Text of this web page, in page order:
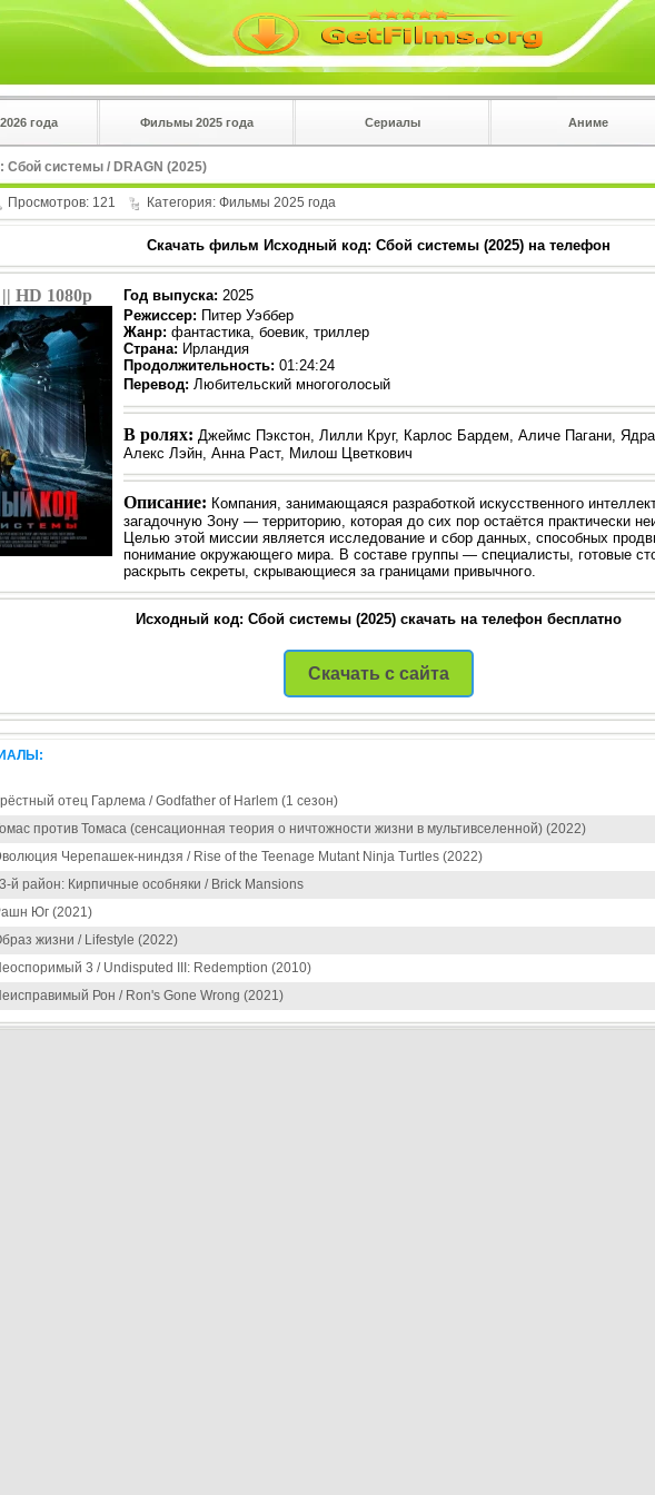
года Фильмы 2025 года Сериалы Аниме
Сбой системы / DRAGN (2025)
Просмотров: 121 Категория: Фильмы 2025 года
Скачать фильм Исходный код: Сбой системы (2025) на телефон
HD 1080p Год выпуска: 2025
Режиссер: Питер Уэббер
Жанр: фантастика, боевик, триллер
Страна: Ирландия
Продолжительность: 01:24:24
Перевод: Любительский многоголосый
В ролях: Джеймс Пэкстон, Лилли Круг, Карлос Бардем, Аличе Пагани,
Алекс Лэйн, Анна Раст, Милош Цветкович
Описание: Компания, занимающаяся разработкой искусственного
загадочную Зону — территорию, которая до сих пор остаётся практически
Целью этой миссии является исследование и сбор данных, способных
понимание окружающего мира. В составе группы — специалисты, готовые
раскрыть секреты, скрывающиеся за границами привычного.
Исходный код: Сбой системы (2025) скачать на телефон бесплатно
Нажмите на в плеере
!!!Если Вы с телефона сперва нажмите на троеточие в
верхнем углу!!!
Скачать с сайта
отец Гарлема / Godfather of Harlem (1 сезон)
против Томаса (сенсационная теория о ничтожности жизни в мультивселенной) (2022)
Черепашек-ниндзя / Rise of the Teenage Mutant Ninja Turtles (2022)
й район: Кирпичные особняки / Brick Mansions
Юг (2021)
жизни / Lifestyle (2022)
3 / Undisputed III: Redemption (2010)
Рон / Ron's Gone Wrong (2021)